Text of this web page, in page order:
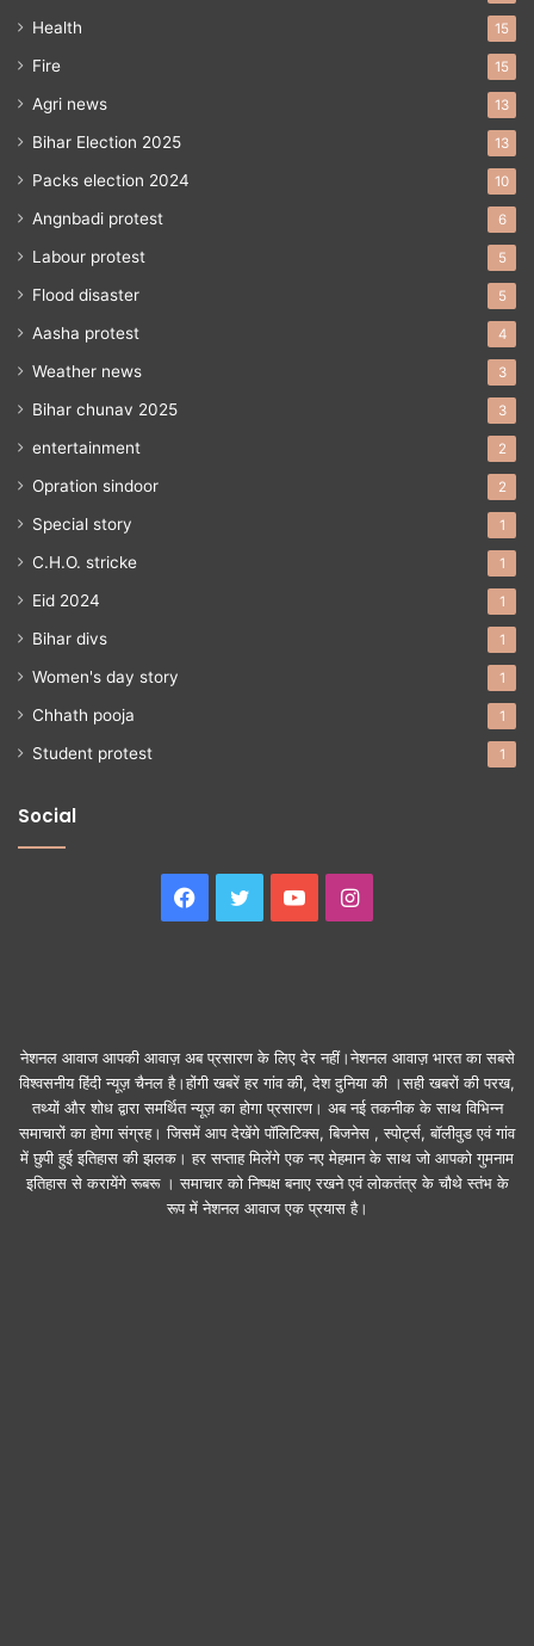
Health 15
Fire 15
Agri news 13
Bihar Election 2025 13
Packs election 2024 10
Angnbadi protest 6
Labour protest 5
Flood disaster 5
Aasha protest 4
Weather news 3
Bihar chunav 2025 3
entertainment 2
Opration sindoor 2
Special story 1
C.H.O. stricke 1
Eid 2024 1
Bihar divs 1
Women's day story 1
Chhath pooja 1
Student protest 1
Social
Facebook
Twitter YouTubeInstagram
नेशनल आवाज आपकी आवाज़ अब प्रसारण के लिए देर नहीं।नेशनल आवाज़ भारत का सबसे
विश्वसनीय हिंदी न्यूज़ चैनल है।होंगी खबरें हर गांव की, देश दुनिया की ।सही खबरों की परख,
तथ्यों और शोध द्वारा समर्थित न्यूज़ का होगा प्रसारण। अब नई तकनीक के साथ विभिन्न
समाचारों का होगा संग्रह। जिसमें आप देखेंगे पॉलिटिक्स, बिजनेस , स्पोर्ट्स, बॉलीवुड एवं गांव
में छुपी हुई इतिहास की झलक। हर सप्ताह मिलेंगे एक नए मेहमान के साथ जो आपको गुमनाम
इतिहास से करायेंगे रूबरू । समाचार को निष्पक्ष बनाए रखने एवं लोकतंत्र के चौथे स्तंभ के
रूप में नेशनल आवाज एक प्रयास है।